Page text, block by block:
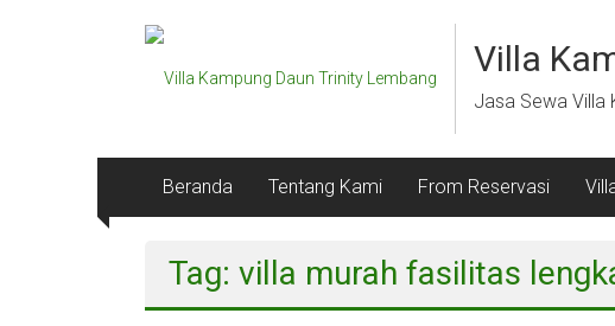
Villa
Jasa Sewa Villa
Beranda Tentang Kami From Reservasi
Tag: villa murah fasilitas